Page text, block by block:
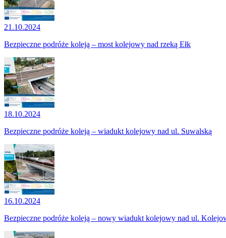
21.10.2024
Bezpieczne podróże koleją – most kolejowy nad rzeką Ełk
18.10.2024
Bezpieczne podróże koleją – wiadukt kolejowy nad ul. Suwalską
16.10.2024
Bezpieczne podróże koleją – nowy wiadukt kolejowy nad ul.